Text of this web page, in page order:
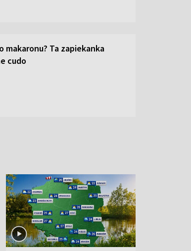
makaronu? Ta zapiekanka
cudo